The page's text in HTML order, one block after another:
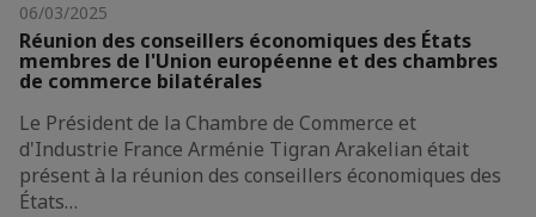
06/03/2025
Réunion des conseillers économiques des États
membres de l'Union européenne et des chambres
de commerce bilatérales
Le Président de la Chambre de Commerce et
d'Industrie France Arménie Tigran Arakelian était
présent à la réunion des conseillers économiques des
États…